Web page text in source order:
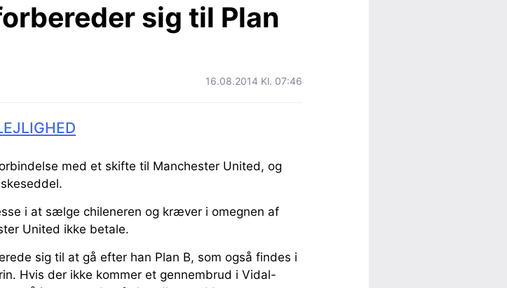
sig til Plan
16.08.2014 Kl. 07:46
med et skifte til Manchester United, og
i at sælge chileneren og kræver i omegnen af
United ikke betale.
sig til at gå efter han Plan B, som også findes i
Hvis der ikke kommer et gennembrud i Vidal-